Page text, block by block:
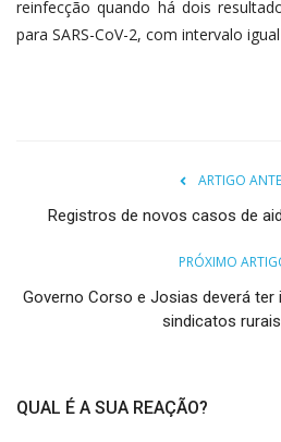
reinfecção quando há dois
para SARS-CoV-2, com intervalo
ARTIGO
Registros de novos casos de
PRÓXIMO
Governo Corso e Josias deverá ter
sindicatos rurais
QUAL É A SUA REAÇÃO?